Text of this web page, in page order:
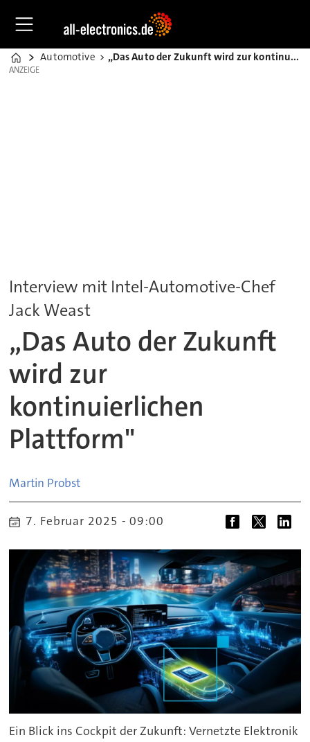
Home
Automotive „Das Auto der Zukunft wird zur kontinuierlichen Plattform"
ANZEIGE
ANZEIGE
Interview mit Intel-Automotive-Chef
Jack Weast
„Das Auto der Zukunft
wird zur
kontinuierlichen
Plattform"
Martin Probst
7. Februar 2025 - 09:00
Ein Blick ins Cockpit der Zukunft: Vernetzte Elektronik